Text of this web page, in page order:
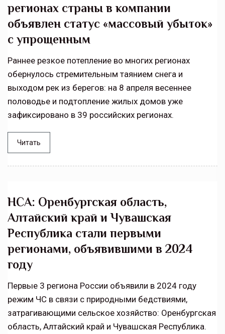
регионах страны в компании
объявлен статус «массовый убыток»
с упрощенным
Раннее резкое потепление во многих регионах
обернулось стремительным таянием снега и
выходом рек из берегов: на 8 апреля весеннее
половодье и подтопление жилых домов уже
зафиксировано в 39 российских регионах.
Читать
НСА: Оренбургская область,
Алтайский край и Чувашская
Республика стали первыми
регионами, объявившими в 2024
году
Первые 3 региона России объявили в 2024 году
режим ЧС в связи с природными бедствиями,
затрагивающими сельское хозяйство: Оренбургская
область, Алтайский край и Чувашская Республика.